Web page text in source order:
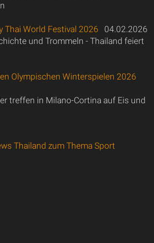
Thai World Festival 2026 04.02.2026
und Trommeln - Thailand feiert
Olympischen Winterspielen 2026
treffen in Milano-Cortina auf Eis und
Thailand zum Thema Sport